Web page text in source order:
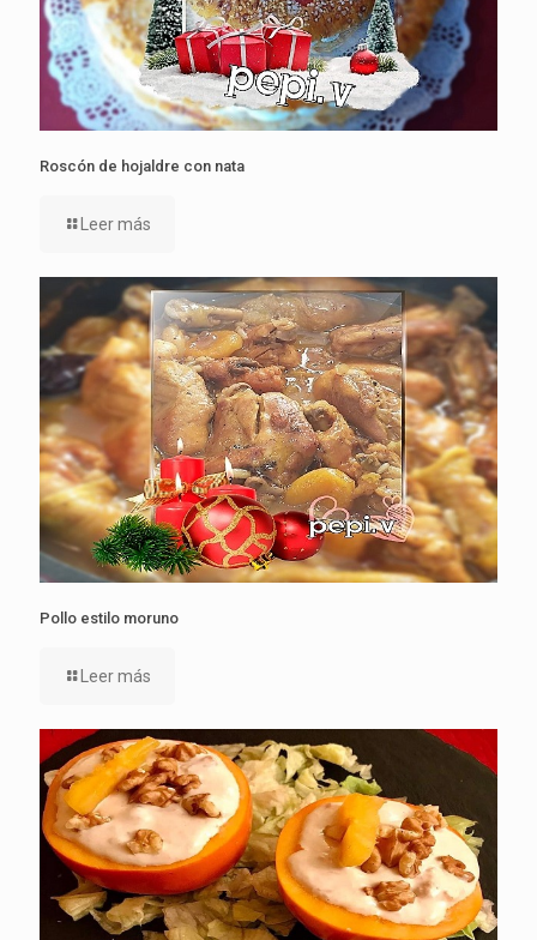
Roscón de hojaldre con nata
Leer más
Pollo estilo moruno
Leer más